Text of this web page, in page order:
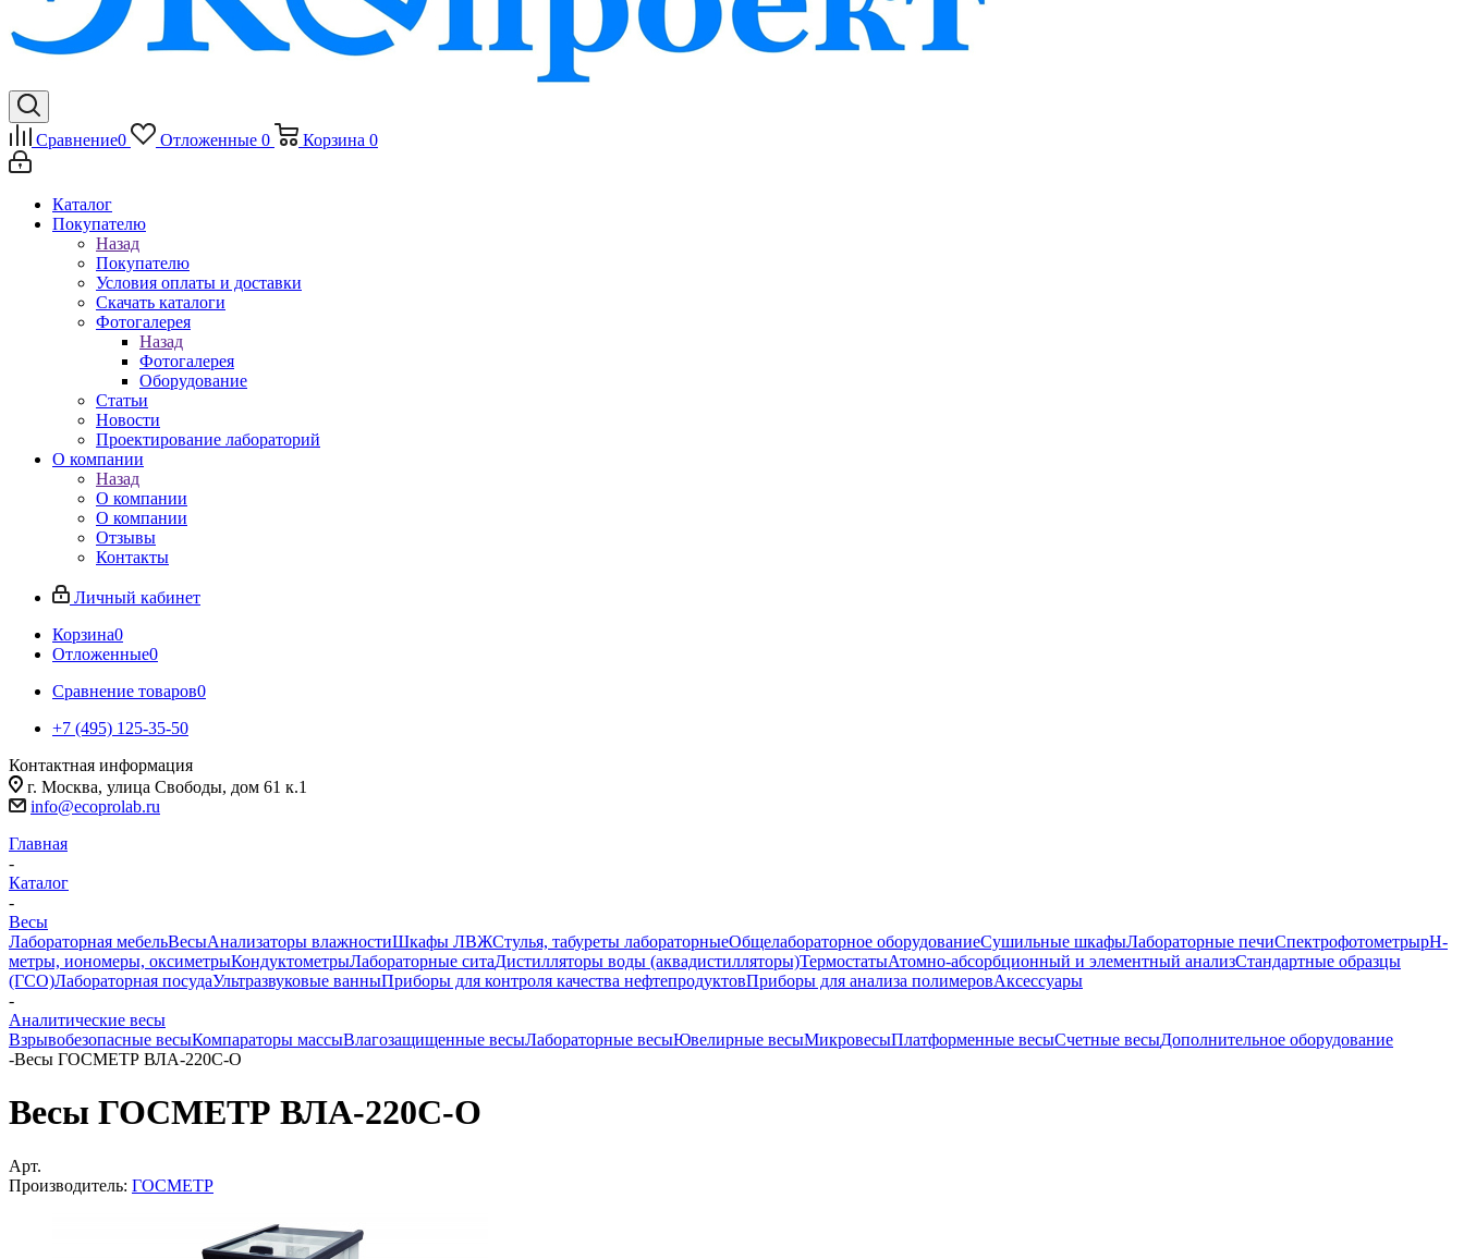
Сравнение0 Отложенные 0 Корзина 0
Каталог
Покупателю
Назад
Покупателю
Условия оплаты и доставки
Скачать каталоги
Фотогалерея
Назад
Фотогалерея
Оборудование
Статьи
Новости
Проектирование лабораторий
О компании
Назад
О компании
О компании
Отзывы
Контакты
Личный кабинет
Корзина0
Отложенные0
Сравнение товаров0
+7 (495) 125-35-50
Контактная информация
г. Москва, улица Свободы, дом 61 к.1
info@ecoprolab.ru
Главная
-
Каталог
-
Весы
Лабораторная мебельВесыАнализаторы влажностиШкафы ЛВЖСтулья, табуреты лабораторныеОбщелабораторное оборудованиеСушильные шкафыЛабораторные печиСпектрофотометрыpH-
метры, иономеры, оксиметрыКондуктометрыЛабораторные ситаДистилляторы воды (аквадистилляторы)ТермостатыАтомно-абсорбционный и элементный анализСтандартные образцы
(ГСО)Лабораторная посудаУльтразвуковые ванныПриборы для контроля качества нефтепродуктовПриборы для анализа полимеровАксессуары
-
Аналитические весы
Взрывобезопасные весыКомпараторы массыВлагозащищенные весыЛабораторные весыЮвелирные весыМикровесыПлатформенные весыСчетные весыДополнительное оборудование
-Весы ГОСМЕТР ВЛА-220С-О
Весы ГОСМЕТР ВЛА-220С-О
Арт.
Производитель: ГОСМЕТР